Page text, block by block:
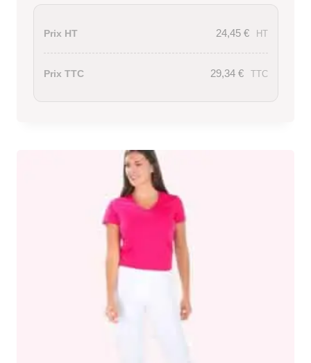
Prix HT 24,45 € HT
Prix TTC 29,34 € TTC